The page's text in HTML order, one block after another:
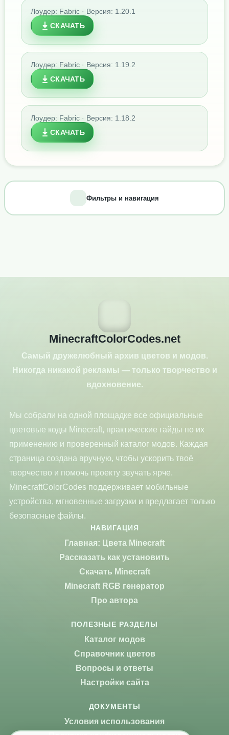
Лоудер: Fabric · Версия: 1.20.1
СКАЧАТЬ
Лоудер: Fabric · Версия: 1.19.2
СКАЧАТЬ
Лоудер: Fabric · Версия: 1.18.2
СКАЧАТЬ
Фильтры и навигация
MinecraftColorCodes.net
Самый дружелюбный архив цветов и модов.
Никогда никакой рекламы — только творчество и
вдохновение.
Мы собрали на одной площадке все официальные
цветовые коды Minecraft, практические гайды по их
применению и проверенный каталог модов. Каждая
страница создана вручную, чтобы ускорить твоё
творчество и помочь проекту звучать ярче.
MinecraftColorCodes поддерживает мобильные
устройства, мгновенные загрузки и предлагает только
безопасные файлы.
НАВИГАЦИЯ
Главная: Цвета Minecraft
Рассказать как установить
Скачать Minecraft
Minecraft RGB генератор
Про автора
ПОЛЕЗНЫЕ РАЗДЕЛЫ
Каталог модов
Справочник цветов
Вопросы и ответы
Настройки сайта
ДОКУМЕНТЫ
Условия использования